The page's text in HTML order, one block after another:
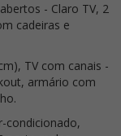
- Claro TV, 2
cadeiras e
TV com canais -
armário com
condicionado,